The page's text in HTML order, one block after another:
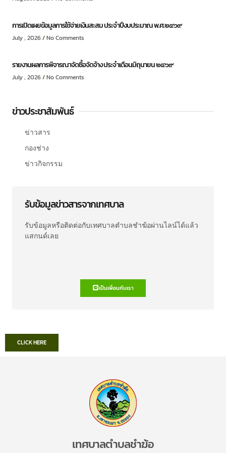
การเปิดเผยข้อมูลการใช้จ่ายเงินสะสม ประจำปีงบประมาณ พ.ศ.๒๕๖๙
July , 2026 No Comments
รายงานผลการพิจารณาจัดซื้อจัดจ้าง ประจำเดือนมิถุนายน ๒๕๖๙
July , 2026 No Comments
ข่าวประชาสัมพันธ์
ข่าวสาร
กองช่าง
ข่าวกิจกรรม
รับข้อมูลข่าวสารจากเทศบาล
รับข้อมูลหรือติดต่อกับเทศบาลตำบลชำฆ้อผ่านไลน์ได้แล้ว
แสกนด์เลย
เป็นเพื่อนกับเรา
CLICK HERE
เทศบาลตำบลชำฆ้อ